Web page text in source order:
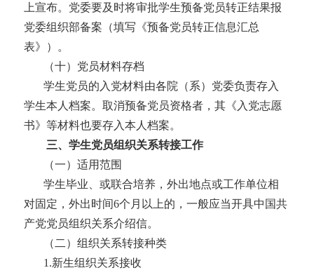
上宣布。党委要及时将审批学生预备党员转正结果报
党委组织部备案（填写《预备党员转正信息汇总
表》
）。
（十）党员材料存档
学生党员的入党材料由各院（系）党委负责存入
学生本人档案。取消预备党员资格者，其《入党志愿
书》等材料也要存入本人档案。
三、学生党员组织关系转接工作
（一）适用范围
学生毕业、或联合培养，外出地点或工作单位相
对固定，外出时间6个月以上的，一般应当开具中国共
产党党员组织关系介绍信。
（二）组织关系转接种类
1 .新生组织关系接收